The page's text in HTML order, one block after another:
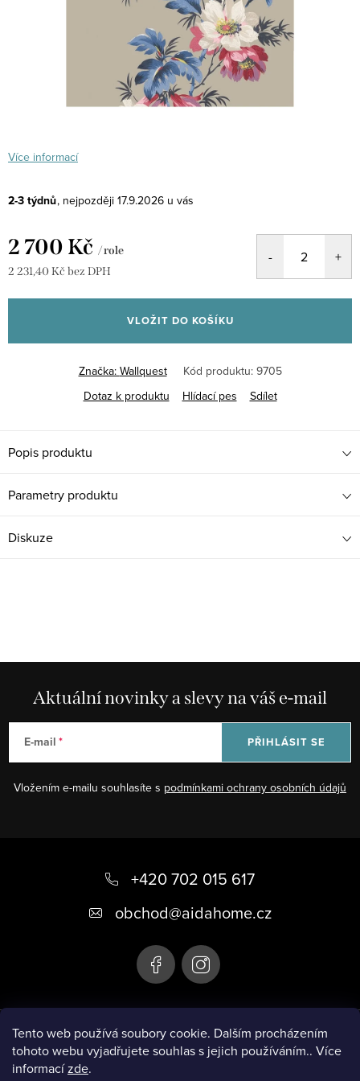
Tento web používá soubory cookie. Dalším procházením
tohoto webu vyjadřujete souhlas s jejich používáním.. Více
informacízde.
Více informací
2-3 týdnů 17.9.2026
2 700 Kč / role
2 231,40 Kč bez DPH
cena:
VLOŽIT DO KOŠÍKU
Značka: Wallquest Kód produktu: 9705
Dotaz k produktu
Hlídací pes Sdílet
Popis produktu
Parametry produktu
Diskuze
Aktuální novinky a slevy na váš e-mail
E-mail
Vložením e-mailu souhlasíte s podmínkami ochrany osobních údajů
PŘIHLÁSIT SE
Instagram
+420 702 015 617
obchod@aidahome.cz
Informace pro vás